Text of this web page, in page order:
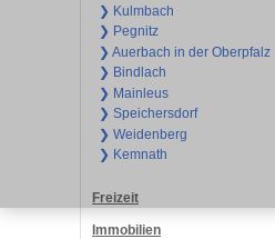
❯ Kulmbach
❯ Pegnitz
❯ Auerbach in der Oberpfalz
❯ Bindlach
❯ Mainleus
❯ Speichersdorf
❯ Weidenberg
❯ Kemnath
Freizeit
Immobilien